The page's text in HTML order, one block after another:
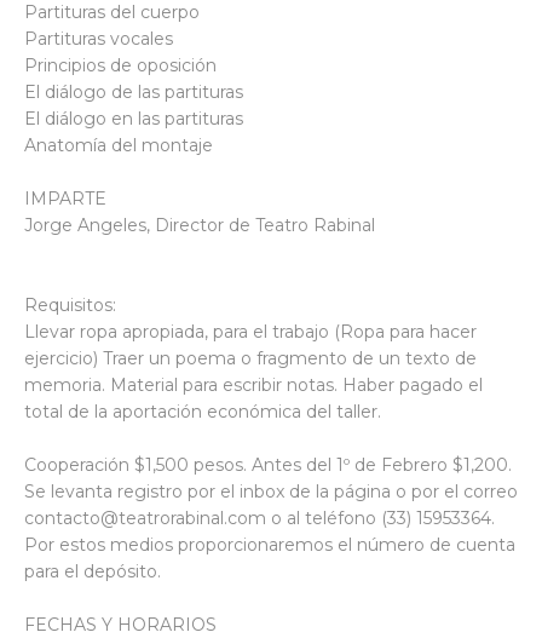
Partituras del cuerpo
Partituras vocales
Principios de oposición
El diálogo de las partituras
El diálogo en las partituras
Anatomía del montaje
IMPARTE
Jorge Angeles, Director de Teatro Rabinal
Requisitos:
Llevar ropa apropiada, para el trabajo (Ropa para hacer
ejercicio) Traer un poema o fragmento de un texto de
memoria. Material para escribir notas. Haber pagado el
total de la aportación económica del taller.
Cooperación $1,500 pesos. Antes del 1º de Febrero $1,200.
Se levanta registro por el inbox de la página o por el correo
contacto@teatrorabinal.com o al teléfono (33) 15953364.
Por estos medios proporcionaremos el número de cuenta
para el depósito.
FECHAS Y HORARIOS